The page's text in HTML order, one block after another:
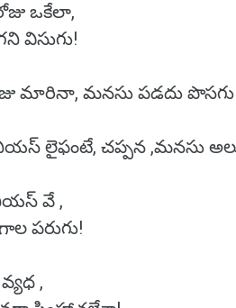
ఒకేలా,
విసుగు!
మారినా, మనసు పడదు
లైఫంటే, చప్పన ,మనసు
వే ,
పరుగు!
,